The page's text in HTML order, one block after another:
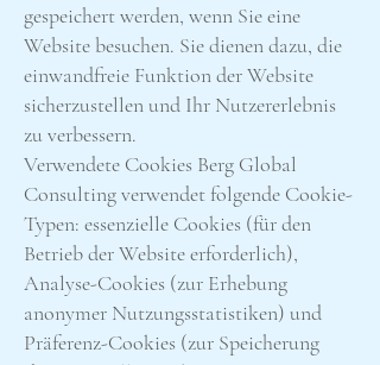
gespeichert werden, wenn Sie eine
Website besuchen. Sie dienen dazu, die
einwandfreie Funktion der Website
sicherzustellen und Ihr Nutzererlebnis
zu verbessern.
Verwendete Cookies Berg Global
Consulting verwendet folgende Cookie-
Typen: essenzielle Cookies (für den
Betrieb der Website erforderlich),
Analyse-Cookies (zur Erhebung
anonymer Nutzungsstatistiken) und
Präferenz-Cookies (zur Speicherung